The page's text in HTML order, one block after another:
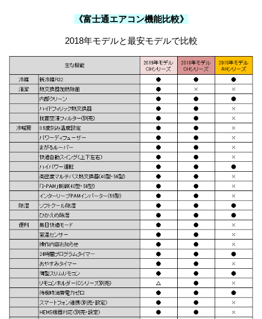
《富士通エアコン機能比較》
2018年モデルと最安モデルで比較